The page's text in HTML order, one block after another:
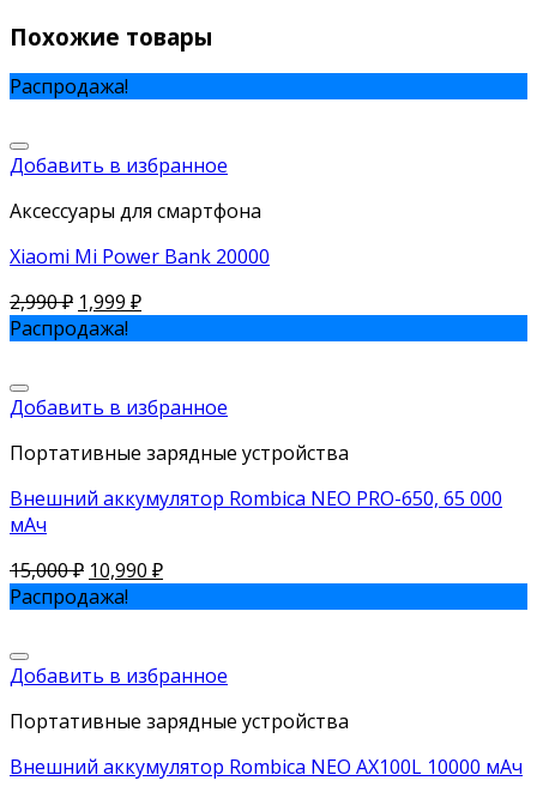
Похожие товары
Распродажа!
Добавить в избранное
Аксессуары для смартфона
Xiaomi Mi Power Bank 20000
2,990₽ 1,999 ₽
Распродажа!
Добавить в избранное
Портативные зарядные устройства
Внешний аккумулятор Rombica NEO PRO-650, 65 000
мАч
15,000₽ 10,990 ₽
Распродажа!
Добавить в избранное
Портативные зарядные устройства
Внешний аккумулятор Rombica NEO AX100L 10000 мАч